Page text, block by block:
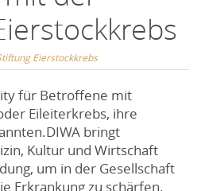
Eierstockkrebs
für Betroffene mit
Eileiterkrebs, ihre
bringt
Kultur und Wirtschaft
um in der Gesellschaft
Erkrankung zu schärfen.